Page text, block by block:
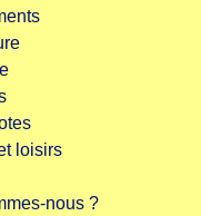
loisirs
nous ?